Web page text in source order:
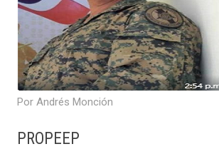
Por Andrés Monción
PROPEEP